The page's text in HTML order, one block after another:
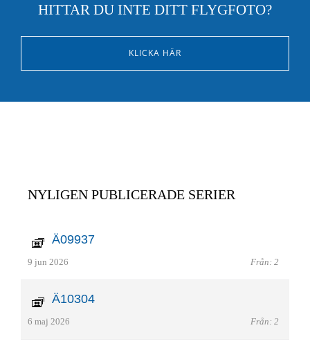
HITTAR DU INTE DITT FLYGFOTO?
KLICKA HÄR
NYLIGEN PUBLICERADE SERIER
Ä09937
9 jun 2026 Från: 2
Ä10304
6 maj 2026 Från: 2